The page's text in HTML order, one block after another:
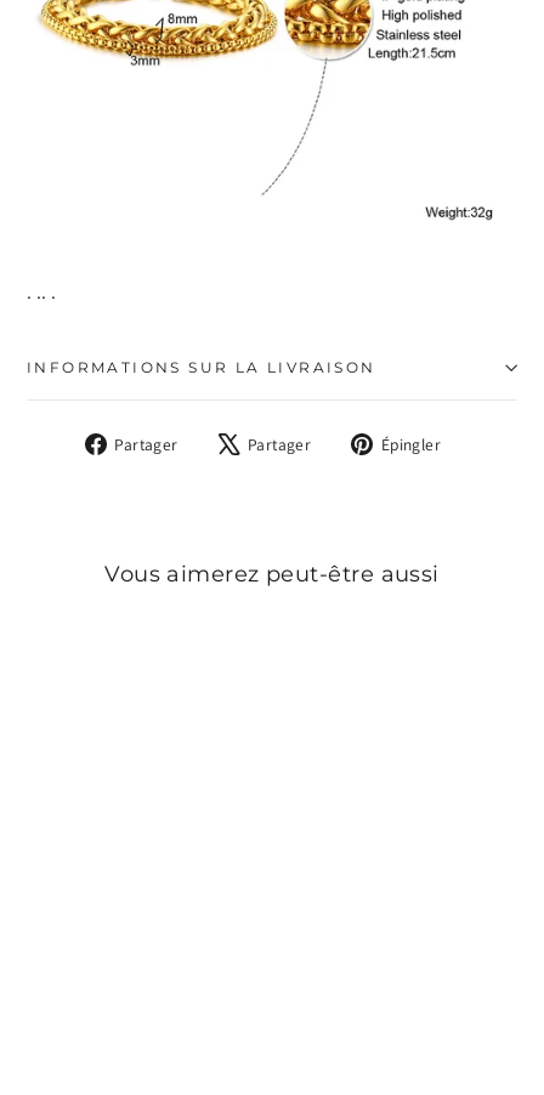
. .. .
INFORMATIONS SUR LA LIVRAISON
Partager
PartagerPartager
TweeterÉpingler
Vous aimerez peut-être aussi